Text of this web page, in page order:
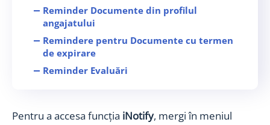
Reminder Documente din profilul
angajatului
Remindere pentru Documente cu termen
de expirare
Reminder Evaluări
Reminder Evenimente
Pentru a accesa funcția iNotify, mergi în meniul